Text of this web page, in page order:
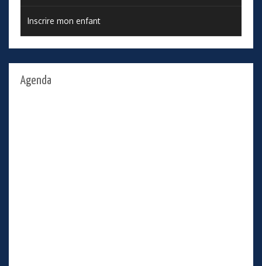
Inscrire mon enfant
Agenda